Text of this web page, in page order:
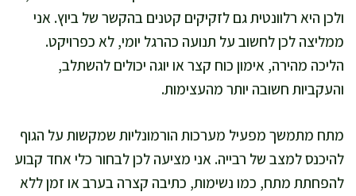
ולכן היא רלוונטית גם לזקיקים קטנים בהקשר של ביוץ. אני
ממליצה לכן לחשוב על תנועה כהרגל יומי, לא כפרויקט.
הליכה מהירה, אימון כוח קצר או יוגה יכולים להשתלב,
והעקביות חשובה יותר מהעצימות.
מתח מתמשך מפעיל מערכות הורמונליות שמקשות על הגוף
להיכנס למצב של רבייה. אני מציעה לכן לבחור כלי אחד קבוע
להפחתת מתח, כמו נשימות, כתיבה קצרה בערב או זמן ללא